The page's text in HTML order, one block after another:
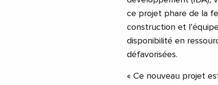
ce projet phare de la
construction et
disponibilité en
défavorisées.
« Ce nouveau projet